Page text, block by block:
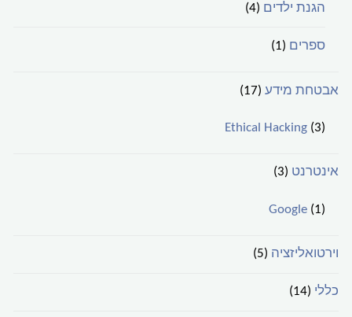
הגנת ילדים (4)
ספרים (1)
אבטחת מידע (17)
Ethical Hacking(3)
אינטרנט (3)
Google(1)
וירטואליזציה (5)
כללי (14)